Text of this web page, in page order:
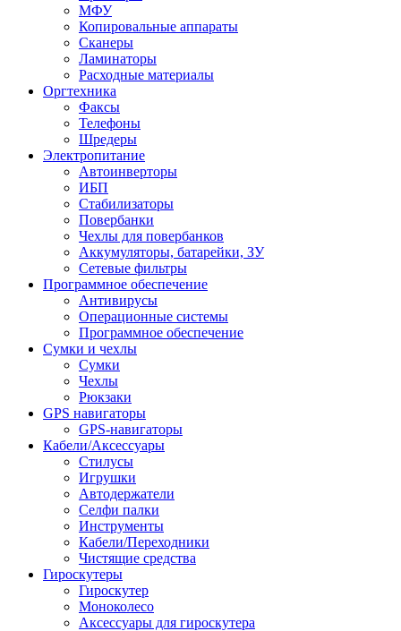
МФУ
Копировальные аппараты
Сканеры
Ламинаторы
Расходные материалы
Оргтехника
Факсы
Телефоны
Шредеры
Электропитание
Автоинверторы
ИБП
Стабилизаторы
Повербанки
Чехлы для повербанков
Аккумуляторы, батарейки, ЗУ
Сетевые фильтры
Программное обеспечение
Антивирусы
Операционные системы
Программное обеспечение
Сумки и чехлы
Сумки
Чехлы
Рюкзаки
GPS навигаторы
GPS-навигаторы
Кабели/Аксессуары
Стилусы
Игрушки
Автодержатели
Селфи палки
Инструменты
Кабели/Переходники
Чистящие средства
Гироскутеры
Гироскутер
Моноколесо
Аксессуары для гироскутера